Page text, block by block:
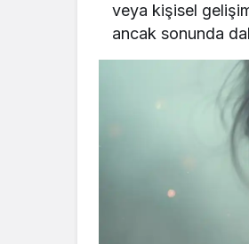
veya kişisel
ancak sonunda